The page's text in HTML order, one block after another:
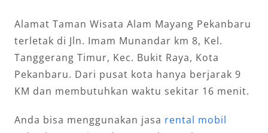
Alamat Taman Wisata Alam Mayang Pekanbaru
terletak di Jln. Imam Munandar km 8, Kel.
Tanggerang Timur, Kec. Bukit Raya, Kota
Pekanbaru. Dari pusat kota hanya berjarak 9
KM dan membutuhkan waktu sekitar 16 menit.
Anda bisa menggunakan jasa rental mobil